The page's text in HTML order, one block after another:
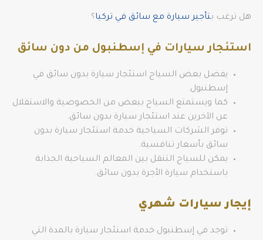
هل ترغب بتأجير سيارة مع سائق في تركيا ؟
استئجار سيارات في إسطنبول من دون سائق
يفضل بعض السياح استئجار سيارة بدون سائق في
إسطنبول.
كما ويستمتع السياح ببعض من الخصوصية والاستقلال
عن الآخرين عند استئجار سيارة بدون سائق.
توفر الشركات السياحية خدمة استئجار سيارة بدون
سائق بأسعار تنافسية.
يمكن للسياح التنقل بين المعالم السياحية الجذابة
باستخدام سيارة الأجرة بدون سائق.
إيجار سيارات شهري
توجد في إسطنبول خدمة استئجار سيارة بالمدة التي